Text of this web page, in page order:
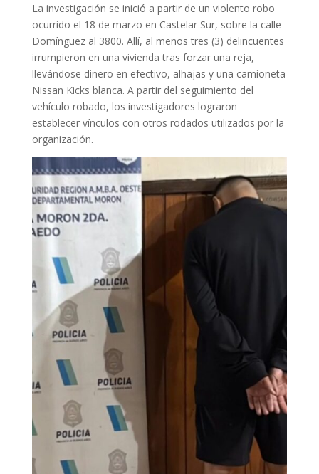
La investigación se inició a partir de un violento robo
ocurrido el 18 de marzo en Castelar Sur, sobre la calle
Domínguez al 3800. Allí, al menos tres (3) delincuentes
irrumpieron en una vivienda tras forzar una reja,
llevándose dinero en efectivo, alhajas y una camioneta
Nissan Kicks blanca. A partir del seguimiento del
vehículo robado, los investigadores lograron
establecer vínculos con otros rodados utilizados por la
organización.